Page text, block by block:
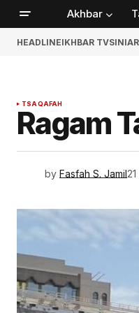
Akhbar
HEADLINEIKHBAR TVSINIAR
TSAQAFAH
Ragam
by Fasfah S. Jamil